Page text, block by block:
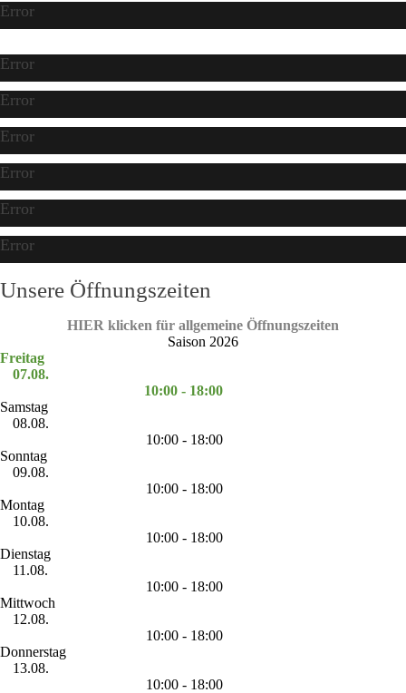
Error
Error
Error
Error
Error
Error
Error
Unsere Öffnungszeiten
HIER klicken für allgemeine Öffnungszeiten
Saison 2026
Freitag
07.08.
10:00 - 18:00
Samstag
08.08.
10:00 - 18:00
Sonntag
09.08.
10:00 - 18:00
Montag
10.08.
10:00 - 18:00
Dienstag
11.08.
10:00 - 18:00
Mittwoch
12.08.
10:00 - 18:00
Donnerstag
13.08.
10:00 - 18:00